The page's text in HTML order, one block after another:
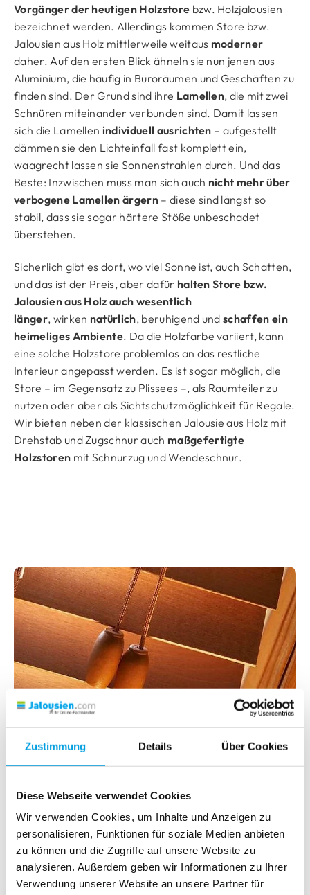
Zustimmung Details Über Cookies
Diese Webseite verwendet Cookies
Wir verwenden Cookies, um Inhalte und Anzeigen zu
personalisieren, Funktionen für soziale Medien anbieten
zu können und die Zugriffe auf unsere Website zu
analysieren. Außerdem geben wir Informationen zu Ihrer
Verwendung unserer Website an unsere Partner für
Vorgänger der heutigen Holzstore bzw. Holzjalousien
bezeichnet werden. Allerdings kommen Store bzw.
Jalousien aus Holz mittlerweile weitaus moderner
daher. Auf den ersten Blick ähneln sie nun jenen aus
Aluminium, die häufig in Büroräumen und Geschäften zu
finden sind. Der Grund sind ihre Lamellen, die mit zwei
Schnüren miteinander verbunden sind. Damit lassen
sich die Lamellen individuell ausrichten – aufgestellt
dämmen sie den Lichteinfall fast komplett ein,
waagrecht lassen sie Sonnenstrahlen durch. Und das
Beste: Inzwischen muss man sich auch nicht mehr über
verbogene Lamellen ärgern – diese sind längst so
stabil, dass sie sogar härtere Stöße unbeschadet
überstehen.
Sicherlich gibt es dort, wo viel Sonne ist, auch Schatten,
und das ist der Preis, aber dafür halten Store bzw.
Jalousien aus Holz auch wesentlich
länger, wirken natürlich, beruhigend undschaffen ein
heimeliges Ambiente. Da die Holzfarbe variiert, kann
eine solche Holzstore problemlos an das restliche
Interieur angepasst werden. Es ist sogar möglich, die
Store – im Gegensatz zu Plissees –, als Raumteiler zu
nutzen oder aber als Sichtschutzmöglichkeit für Regale.
Wir bieten neben der klassischen Jalousie aus Holz mit
Drehstab und Zugschnur auch maßgefertigte
Holzstoren mit Schnurzug und Wendeschnur.